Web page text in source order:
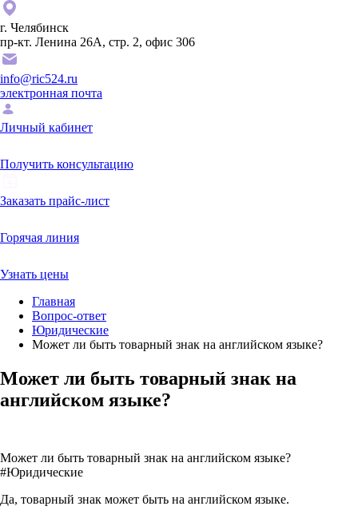
г. Челябинск
пр-кт. Ленина 26А, стр. 2, офис 306
info@ric524.ru
электронная почта
Личный кабинет
Получить консультацию
Заказать прайс-лист
Горячая линия
Узнать цены
Главная
Вопрос-ответ
Юридические
Может ли быть товарный знак на английском языке?
Может ли быть товарный знак на
английском языке?
Может ли быть товарный знак на английском языке?
#Юридические
Да, товарный знак может быть на английском языке.